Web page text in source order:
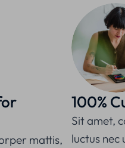
mattis,
100%
Sit amet,
luctus